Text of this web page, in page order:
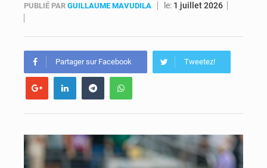
PUBLIÉ PAR GUILLAUME MAVUDILA le: 1 juillet 2026
Partager sur Facebook Tweetez!